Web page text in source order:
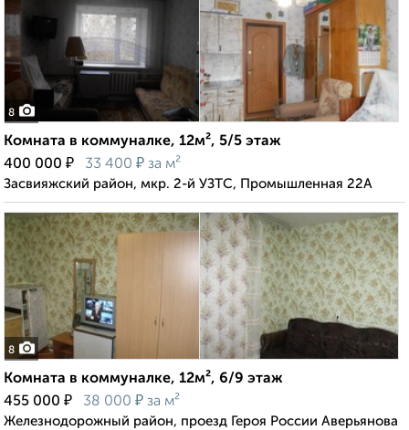
8
Комната в коммуналке, 12м², 5/5 этаж
400 000 ₽ 33 400 ₽ за м²
Засвияжский район, мкр. 2-й УЗТС, Промышленная 22А
8
Комната в коммуналке, 12м², 6/9 этаж
455 000 ₽ 38 000 ₽ за м²
Железнодорожный район, проезд Героя России Аверьянова